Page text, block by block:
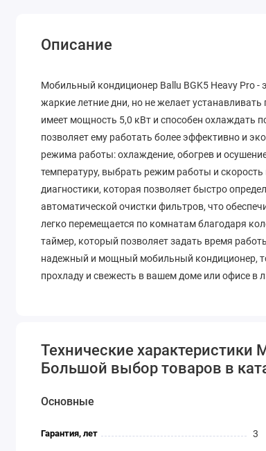
Описание
Мобильный кондиционер Ballu BGK5 Heavy Pro -
жаркие летние дни, но не желает
имеет мощность 5,0 кВт и способен охлаждать
позволяет ему работать более эффективно и
режима работы: охлаждение, обогрев и
температуру, выбрать режим работы и
диагностики, которая позволяет быстро
автоматической очистки фильтров, что
легко перемещается по комнатам благодаря
таймер, который позволяет задать время
надежный и мощный мобильный кондиционер,
прохладу и свежесть в вашем доме или офисе в
Технические характеристики
Большой выбор товаров в
Основные
Гарантия, лет 3